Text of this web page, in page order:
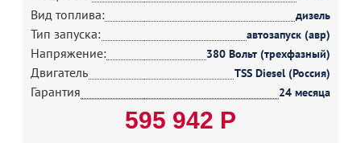
Вид топлива: дизель
Тип запуска: автозапуск (авр)
Напряжение: 380 Вольт (трехфазный)
Двигатель TSS Diesel (Россия)
Гарантия 24 месяца
595 942 Р